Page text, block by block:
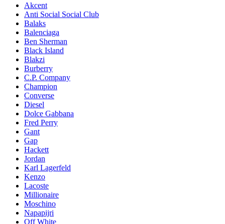
Akcent
Anti Social Social Club
Balaks
Balenciaga
Ben Sherman
Black Island
Blakzi
Burberry
C.P. Company
Champion
Converse
Diesel
Dolce Gabbana
Fred Perry
Gant
Gap
Hackett
Jordan
Karl Lagerfeld
Kenzo
Lacoste
Millionaire
Moschino
Napapijri
Off White